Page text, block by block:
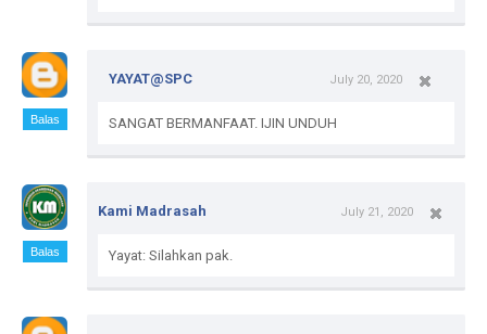
Balas
YAYAT@SPC July 20, 2020
SANGAT BERMANFAAT. IJIN UNDUH
Balas
Kami Madrasah July 21, 2020
Yayat: Silahkan pak.